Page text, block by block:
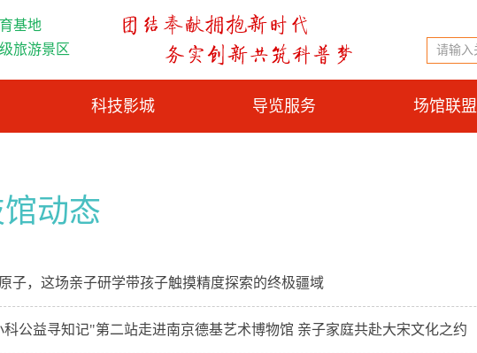
基地
旅游景区
科技影城 导览服务 场馆联盟
动态
子，这场亲子研学带孩子触摸精度探索的终极疆域
公益寻知记"第二站走进南京德基艺术博物馆 亲子家庭共赴大宋文化之约